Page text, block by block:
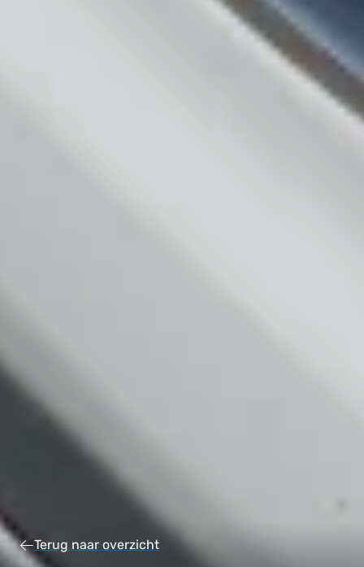
Terug naar overzicht